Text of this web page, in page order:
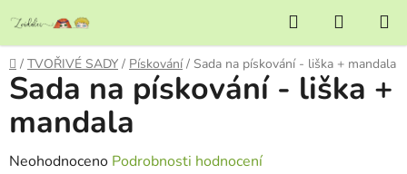
obsah
Hledat
KOŠÍK
Domů
/ TVOŘIVÉ SADY / Pískování / Sada na pískování - liška + mandala
Sada na pískování - liška +
mandala
Průměrné
Neohodnoceno Podrobnosti hodnocení